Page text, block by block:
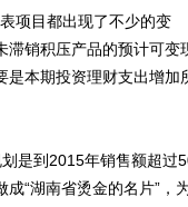
项目都出现了不少的变
滞销积压产品的预计可变
是本期投资理财支出增加
是到2015年销售额超过
“湖南省烫金的名片”，